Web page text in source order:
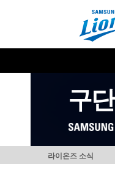
구단
라이온즈 소식